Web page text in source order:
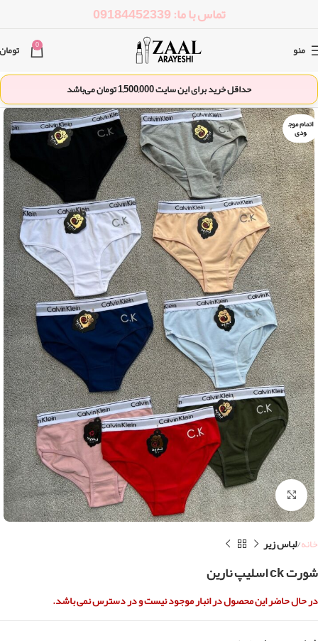
تماس با ما: 09184452339
منو 0 تومان
حداقل خرید برای این سایت1,500,000تومان می‌باشد
اتمام موج
ودی
بزرگنمایی تصویر
خانه لباس زیر
شورت ck اسلیپ نارین
در حال حاضر این محصول در انبار موجود نیست و در دسترس نمی باشد.